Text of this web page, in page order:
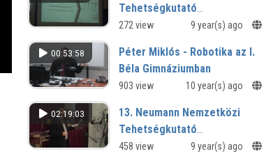
Tehetségkutató
Programtermék Verseny - 4.
272 view 9 year(s) ago
00:53:58
Péter Miklós - Robotika az I.
Béla Gimnáziumban
Programozzunk Robotokat!
903 view 10 year(s) ago
02:19:03
13. Neumann Nemzetközi
Tehetségkutató
Programtermék Verseny - 5.
458 view 9 year(s) ago